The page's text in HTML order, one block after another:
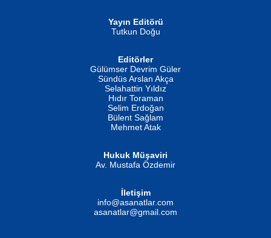
İSMAİL OKUTAN
Erkeklerin Kahrolması Ne Demektir
Evvel Zaman Tanrıçası...
Yayın Editörü
Tutkun Doğu
Editörler
Gülümser Devrim Güler
Sündüs Arslan Akça
Selahattin Yıldız
Hıdır Toraman
Selim Erdoğan
Bülent Sağlam
Mehmet Atak
Hukuk Müşaviri
Av. Mustafa Özdemir
İletişim
info@asanatlar.com
asanatlar@gmail.com